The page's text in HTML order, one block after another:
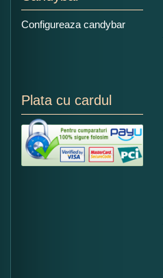
Configureaza candybar
Plata cu cardul